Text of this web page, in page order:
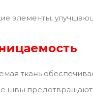
элементы,
ткань
швы предотвращают